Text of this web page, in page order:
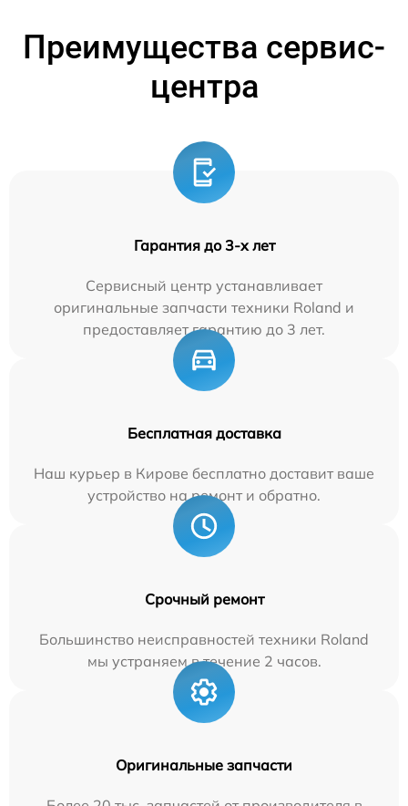
Преимущества сервис-
центра
Гарантия до 3-х лет
Сервисный центр устанавливает
оригинальные запчасти техники Roland и
предоставляет гарантию до 3 лет.
Бесплатная доставка
Наш курьер в Кирове бесплатно доставит ваше
устройство на ремонт и обратно.
Срочный ремонт
Большинство неисправностей техники Roland
мы устраняем в течение 2 часов.
Оригинальные запчасти